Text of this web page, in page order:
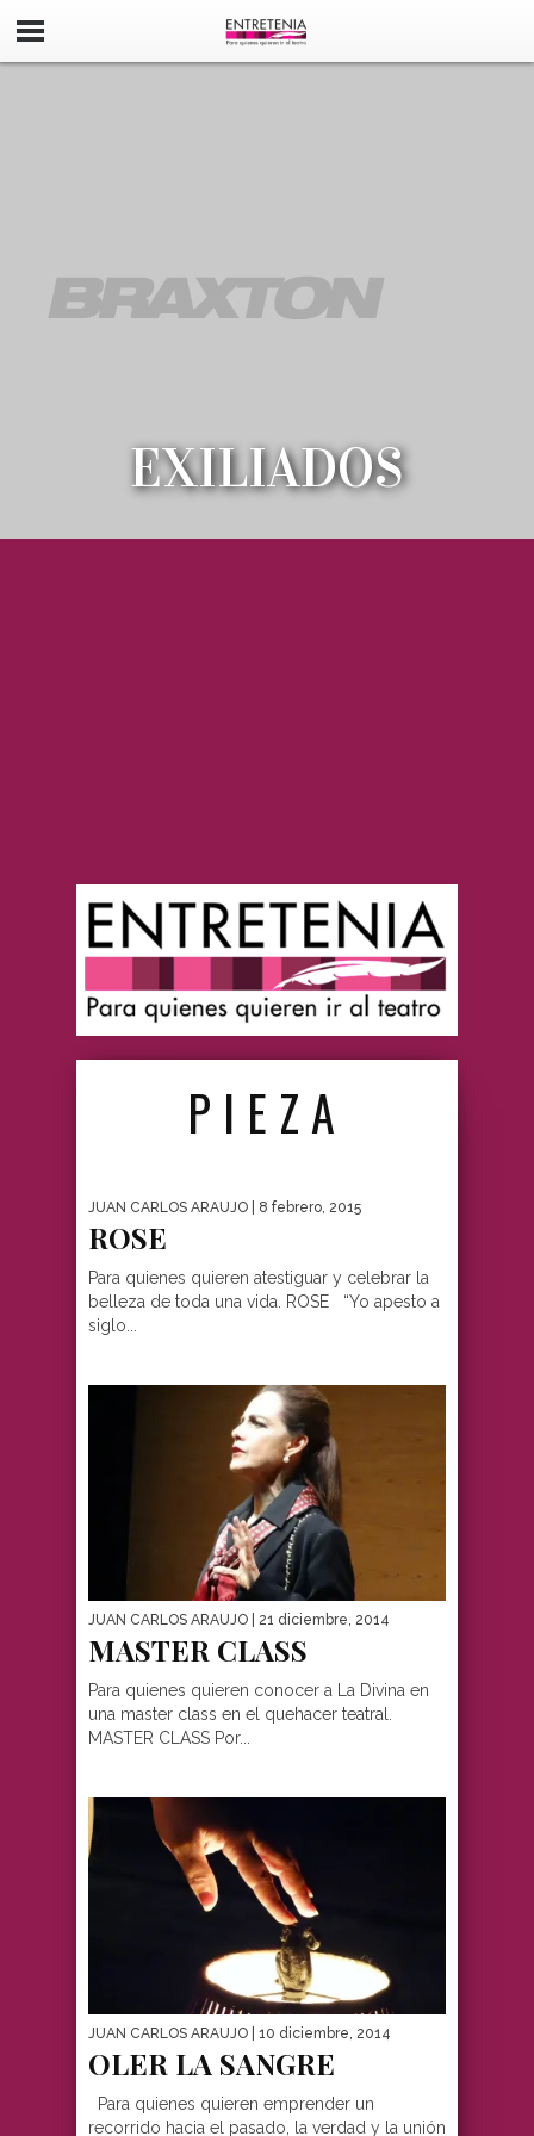
EXILIADOS
PIEZA
JUAN CARLOS ARAUJO | 8 febrero, 2015
ROSE
Para quienes quieren atestiguar y celebrar la
belleza de toda una vida. ROSE “Yo apesto a
siglo...
JUAN CARLOS ARAUJO | 21 diciembre, 2014
MASTER CLASS
Para quienes quieren conocer a La Divina en
una master class en el quehacer teatral.
MASTER CLASS Por...
JUAN CARLOS ARAUJO | 10 diciembre, 2014
OLER LA SANGRE
Para quienes quieren emprender un
recorrido hacia el pasado, la verdad y la unión